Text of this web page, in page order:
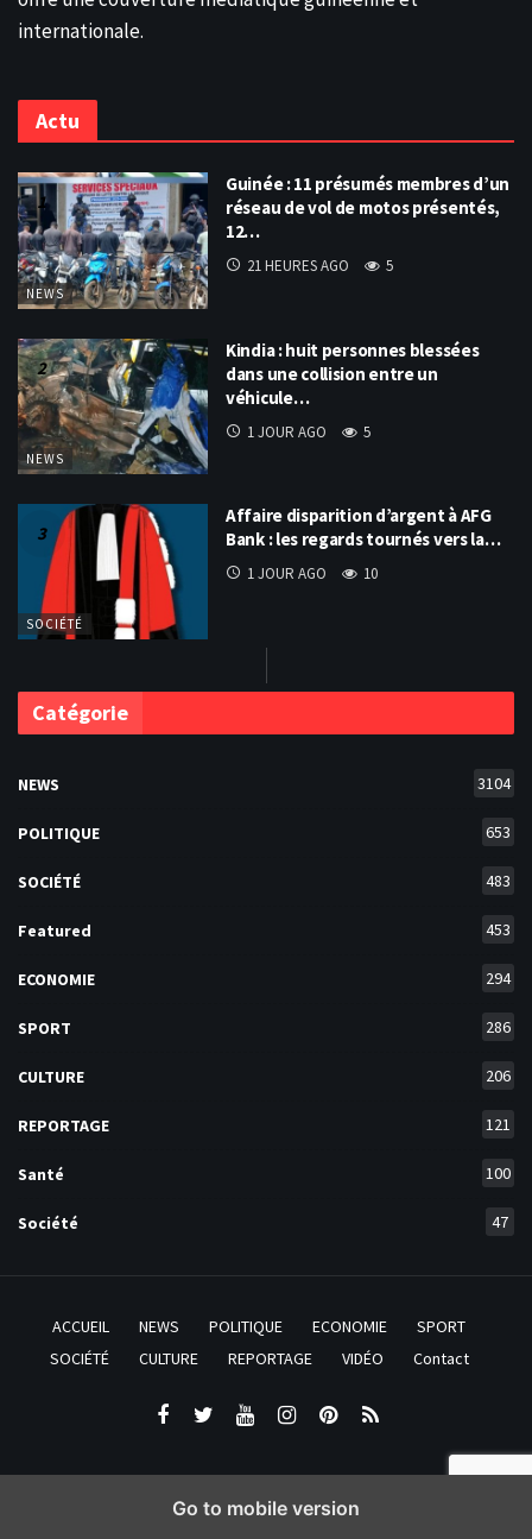
internationale.
Actu
NEWS
Guinée : 11 présumés membres d’un
réseau de vol de motos présentés,
12…
21 HEURES AGO 5
NEWS
Kindia : huit personnes blessées
dans une collision entre un
véhicule…
1 JOUR AGO 5
SOCIÉTÉ
Affaire disparition d’argent à AFG
Bank : les regards tournés vers la…
1 JOUR AGO 10
Catégorie
NEWS 3104
POLITIQUE 653
SOCIÉTÉ 483
Featured 453
ECONOMIE 294
SPORT 286
CULTURE 206
REPORTAGE 121
Santé 100
Société 47
ACCUEIL NEWS POLITIQUE ECONOMIE
SPORT
SOCIÉTÉ
CULTURE REPORTAGE VIDÉO Contact
Go to mobile version